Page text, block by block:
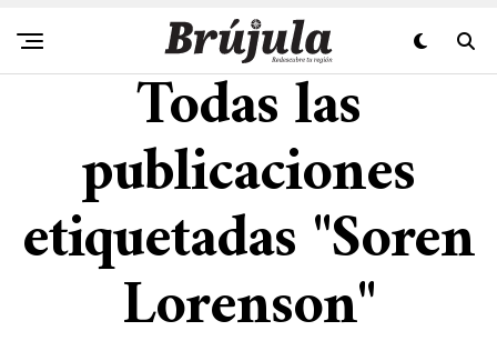
Todas las
publicaciones
etiquetadas "Soren
Lorenson"